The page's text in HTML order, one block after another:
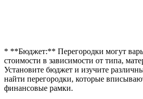
* **Бюджет:** Перегородки могут
стоимости в зависимости от типа,
Установите бюджет и изучите
найти перегородки, которые
финансовые рамки.